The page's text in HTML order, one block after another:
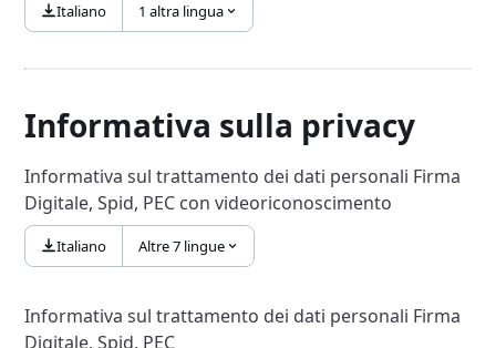
Italiano 1 altra lingua
Informativa sulla privacy
Informativa sul trattamento dei dati personali Firma
Digitale, Spid, PEC con videoriconoscimento
Italiano Altre 7 lingue
Informativa sul trattamento dei dati personali Firma
Digitale, Spid, PEC